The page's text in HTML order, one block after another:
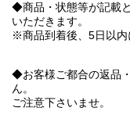
◆商品・状態等が記載
いただきます。
※商品到着後、5日以内
◆お客様ご都合の返品
ん。
ご注意下さいませ。